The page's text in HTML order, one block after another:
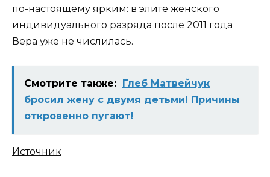
по-настоящему ярким: в элите женского
индивидуального разряда после 2011 года
Вера уже не числилась.
Смотрите также: Глеб Матвейчук
бросил жену с двумя детьми! Причины
откровенно пугают!
Источник